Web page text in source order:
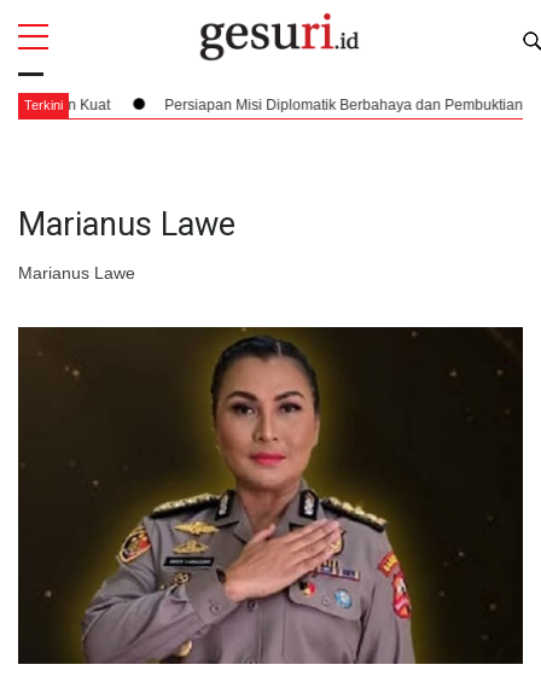
Terkini
Kuat Persiapan Misi Diplomatik Berbahaya dan Pembuktian De
Marianus Lawe
Marianus Lawe
All